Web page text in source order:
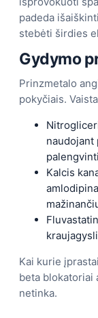
padeda
stebėti širdies
Gydymo
Prinzmetalo
pokyčiais.
naudojant
Kalcis
Kai kurie
beta blokatoriai
netinka.